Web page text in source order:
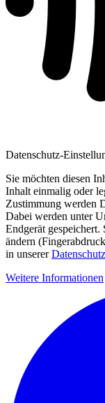
Datenschutz-
Sie möchten diesen
Inhalt einmalig oder
Zustimmung werden
Dabei werden unter
Endgerät
ändern
in unserer
Weitere Informationen